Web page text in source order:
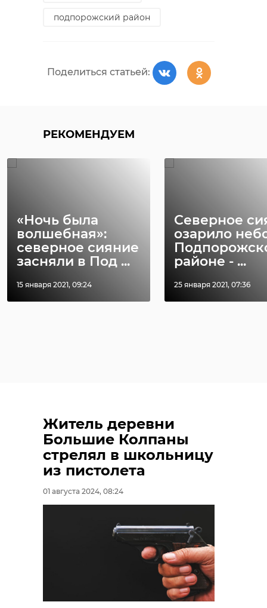
подпорожский район
Поделиться статьей:
РЕКОМЕНДУЕМ
«Ночь была
волшебная»:
северное сияние
засняли в Под ...
15 января 2021, 09:24
Северное
озарило
районе - ...
25 января 2021, 07:36
Житель деревни
Большие Колпаны
стрелял в школьницу
из пистолета
01 августа 2024, 08:24